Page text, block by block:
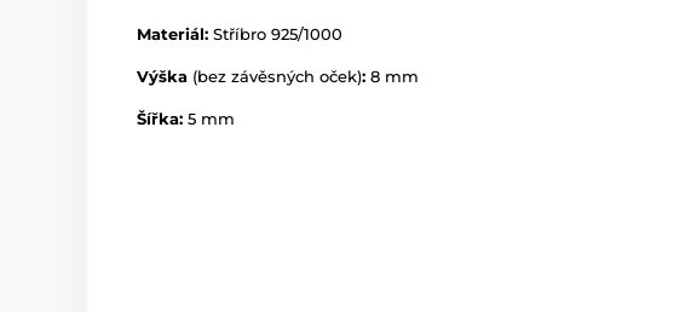
Materiál: Stříbro 925/1000
Výška (bez závěsných oček): 8 mm
Šířka: 5 mm